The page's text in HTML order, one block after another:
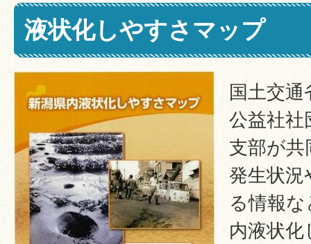
液状化しやすさマップ
国土交
公益社社
支部が共
発生状況
る情報
内液状